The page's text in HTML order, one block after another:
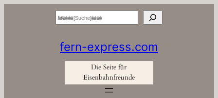
Suchen
fern-express.com
Die Seite für
Eisenbahnfreunde